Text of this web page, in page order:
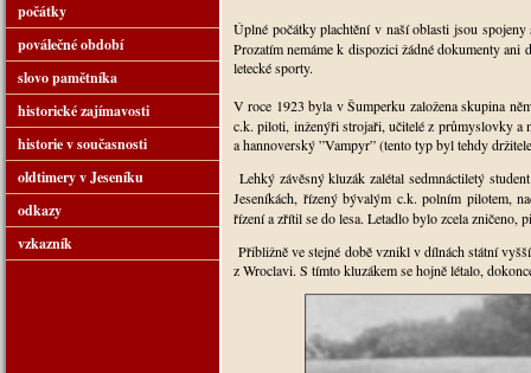
počátky
poválečné období
slovo pamětníka
historické zajímavosti
historie v současnosti
oldtimery v Jeseníku
odkazy
vzkazník
Úplné počátky plachtění v naší oblasti jsou spojeny
Prozatím nemáme k dispozici žádné dokumenty
letecké sporty.
V roce 1923 byla v Šumperku založena skupina
c.k. piloti, inženýři strojaři, učitelé z průmyslovky
a hannoverský ”Vampyr” (tento typ byl tehdy
Lehký závěsný kluzák zalétal sedmnáctiletý
Jeseníkách, řízený bývalým c.k. polním pilotem,
řízení a zřítil se do lesa. Letadlo bylo zcela zničeno,
Přibližně ve stejné době vznikl v dílnách státní
z Wroclavi. S tímto kluzákem se hojně létalo,